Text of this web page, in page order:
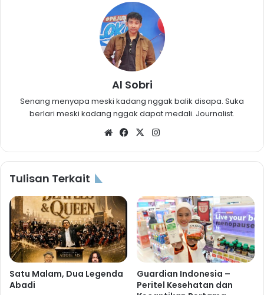
Al Sobri
Senang menyapa meski kadang nggak balik disapa. Suka
berlari meski kadang nggak dapat medali. Journalist.
WebsiteFacebook
X
Tulisan Terkait
Satu Malam, Dua Legenda
Abadi
Guardian Indonesia –
Peritel Kesehatan dan